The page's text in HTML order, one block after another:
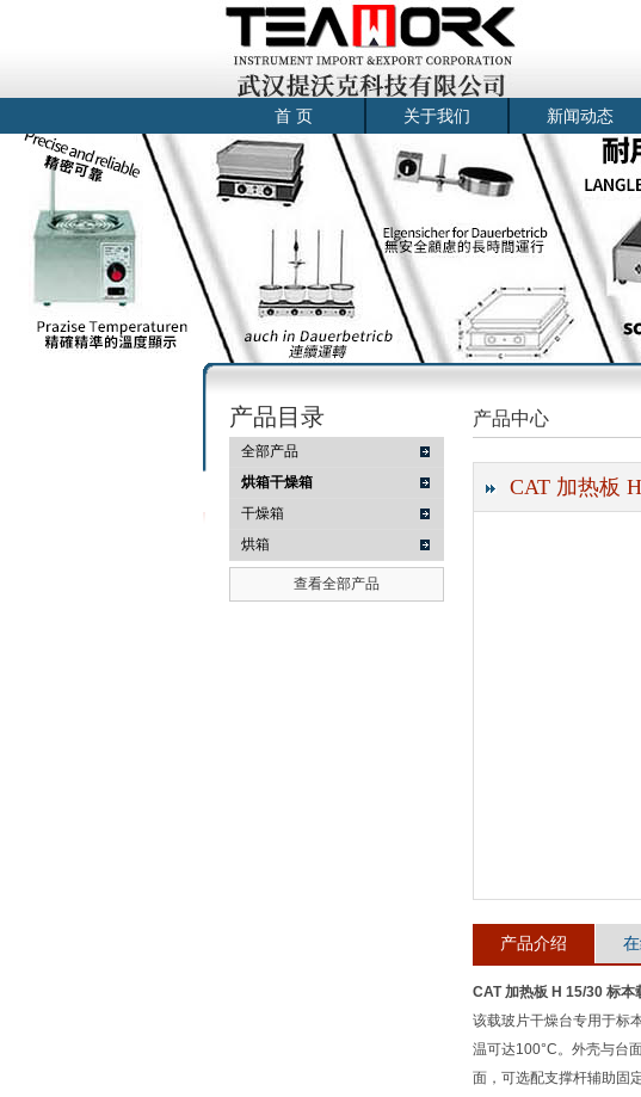
武汉提沃克科技有限公司
首 页 关于我们 新闻动态
产品目录
全部产品
烘箱干燥箱
干燥箱
烘箱
查看全部产品
产品中心
CAT 加热板
产品介绍
CAT 加热板 H 15/30 标本
该载玻片干燥台专用于标
温可达100°C。外壳与台
面，可选配支撑杆辅助固定